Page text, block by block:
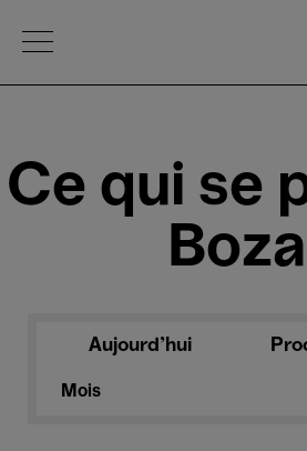
Open Menu
Ce qui se
Aujourd'hui
Mois